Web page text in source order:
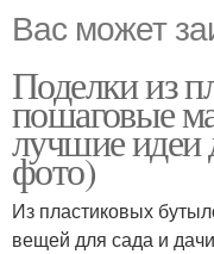
Вас может
Поделки из
пошаговые
лучшие идеи
фото)
Из пластиковых
вещей для сада и дачи